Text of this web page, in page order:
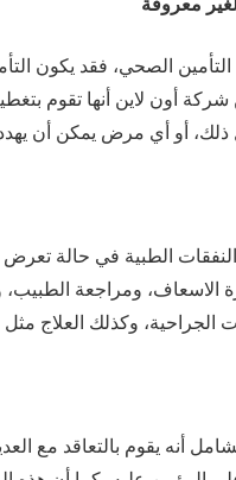
الصحي، فقد يكون
أون لاين أنها تقوم
ذلك، أو أي مرض يمكن أن
النفقات الطبية في حالة
الاسعاف، ومراجعة
الجراحية، وكذلك العلاج مثل
أنه يقوم بالتعاقد مع